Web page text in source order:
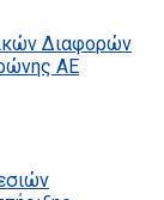
Διαφορών
ΑΕ